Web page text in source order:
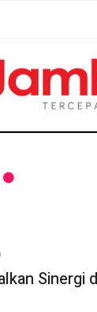
Sinergi